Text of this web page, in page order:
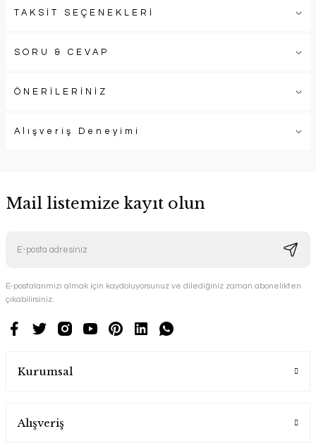
TAKSİT SEÇENEKLERİ
SORU & CEVAP
ÖNERİLERİNİZ
Alışveriş Deneyimi
Mail listemize kayıt olun
E-postalarımızı almak için kaydoluyorsunuz ve dilediğiniz zaman abonelikten
çıkabilirsiniz.
Kurumsal
Alışveriş